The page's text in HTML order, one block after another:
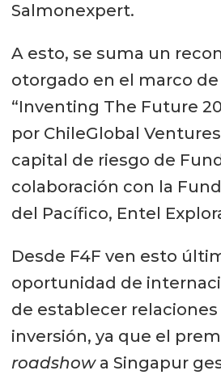
Salmonexpert.
A esto, se suma un
otorgado en el marco de
“Inventing The Future
por ChileGlobal
capital de riesgo de
colaboración con la
del Pacífico, Entel
Desde F4F ven esto
oportunidad de
de establecer
inversión, ya que el
roadshowa Singapur